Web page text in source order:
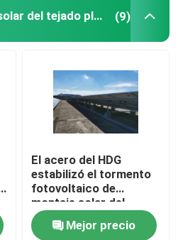
Sistema de montaje solar del tejado plano (9)
El acero del HDG
estabilizó el tormento
fotovoltaico de
montaje solar del
tejado plano de los
sistemasMejor precio